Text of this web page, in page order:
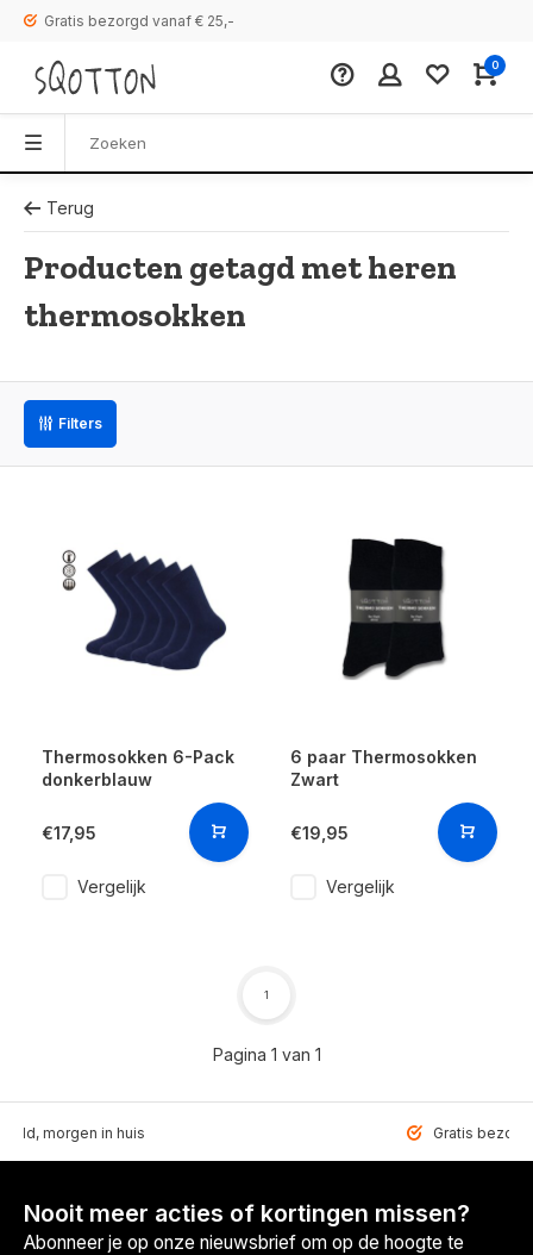
Gratis bezorgd vanaf € 25,-
0
Terug
Producten getagd met heren
thermosokken
Filters
Thermosokken 6-Pack
donkerblauw
€17,95
Vergelijk
6 paar Thermosokken
Zwart
€19,95
Vergelijk
Pagina 1 van 1
1
morgen in huis Gratis
Nooit meer acties of kortingen missen?
Abonneer je op onze nieuwsbrief om op de hoogte te